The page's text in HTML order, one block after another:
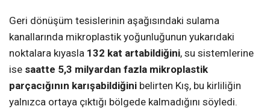
Geri dönüşüm tesislerinin aşağısındaki sulama
kanallarında mikroplastik yoğunluğunun yukarıdaki
noktalara kıyasla 132 kat artabildiğini, su sistemlerine
ise saatte 5,3 milyardan fazla mikroplastik
parçacığının karışabildiğini belirten Kış, bu kirliliğin
yalnızca ortaya çıktığı bölgede kalmadığını söyledi.